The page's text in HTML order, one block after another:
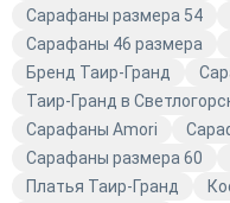
каждой женщине
её индивидуальность и стиль. Сарафаны
— это не только
актуальным трендам
дополнением к вашему
разнообразные и
возможность
Сарафаны размера 54
Сарафаны 46 размера
Бренд Таир-Гранд
Таир-Гранд в
Сарафаны Amori
Сарафаны размера 60
Платья Таир-Гранд